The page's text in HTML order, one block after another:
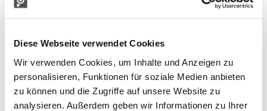
Diese Webseite verwendet Cookies
Wir verwenden Cookies, um Inhalte und Anzeigen zu
personalisieren, Funktionen für soziale Medien anbieten
zu können und die Zugriffe auf unsere Website zu
analysieren. Außerdem geben wir Informationen zu Ihrer
Um eine korrekte Bearbeitung Ihrer Bestellung
sicherzustellen, muss die Anzahl der gekauften Schrotservices
geschrotet erhalten möchten.
Hinweis:Wenn nicht genügend Schrotservices gekauft
werden, kann ein Teil des Malzes ungeschrotet versendet
werden oder wir müssen Sie kontaktieren, um die Bestellung
zu ergänzen.